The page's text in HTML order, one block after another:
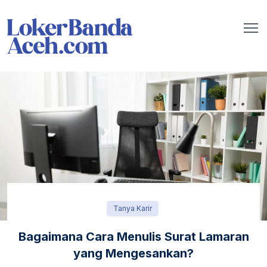
Tanya Karir
Bagaimana Cara Menulis Surat Lamaran
yang Mengesankan?